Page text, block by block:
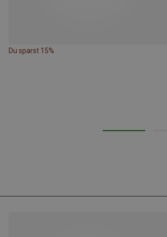
Du sparst 15%